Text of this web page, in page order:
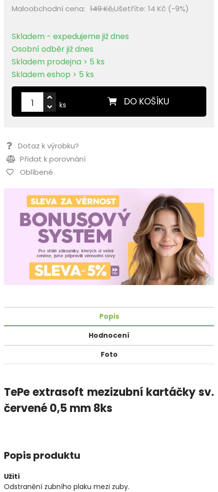
Maloobchodní cena: 149 Kč,Ušetříte: 14 Kč (-9%)
Skladem - expedujeme již dnes
Osobní odběr již dnes
Skladem prodejna > 5 ks
Skladem eshop > 5 ks
DO KOŠÍKU
ks
Dotaz k výrobku?
Přidat k porovnání
Oblíbené
Popis
Hodnocení
Foto
TePe extrasoft mezizubní kartáčky sv.
červené 0,5 mm 8ks
Popis produktu
Užití
Odstranění zubního plaku mezi zuby.